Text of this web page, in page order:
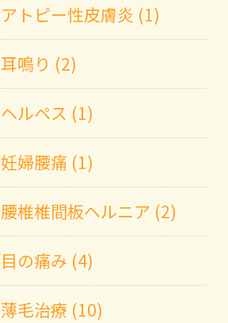
アトピー性皮膚炎 (1)
耳鳴り (2)
ヘルペス (1)
妊婦腰痛 (1)
腰椎椎間板ヘルニア (2)
目の痛み (4)
薄毛治療 (10)